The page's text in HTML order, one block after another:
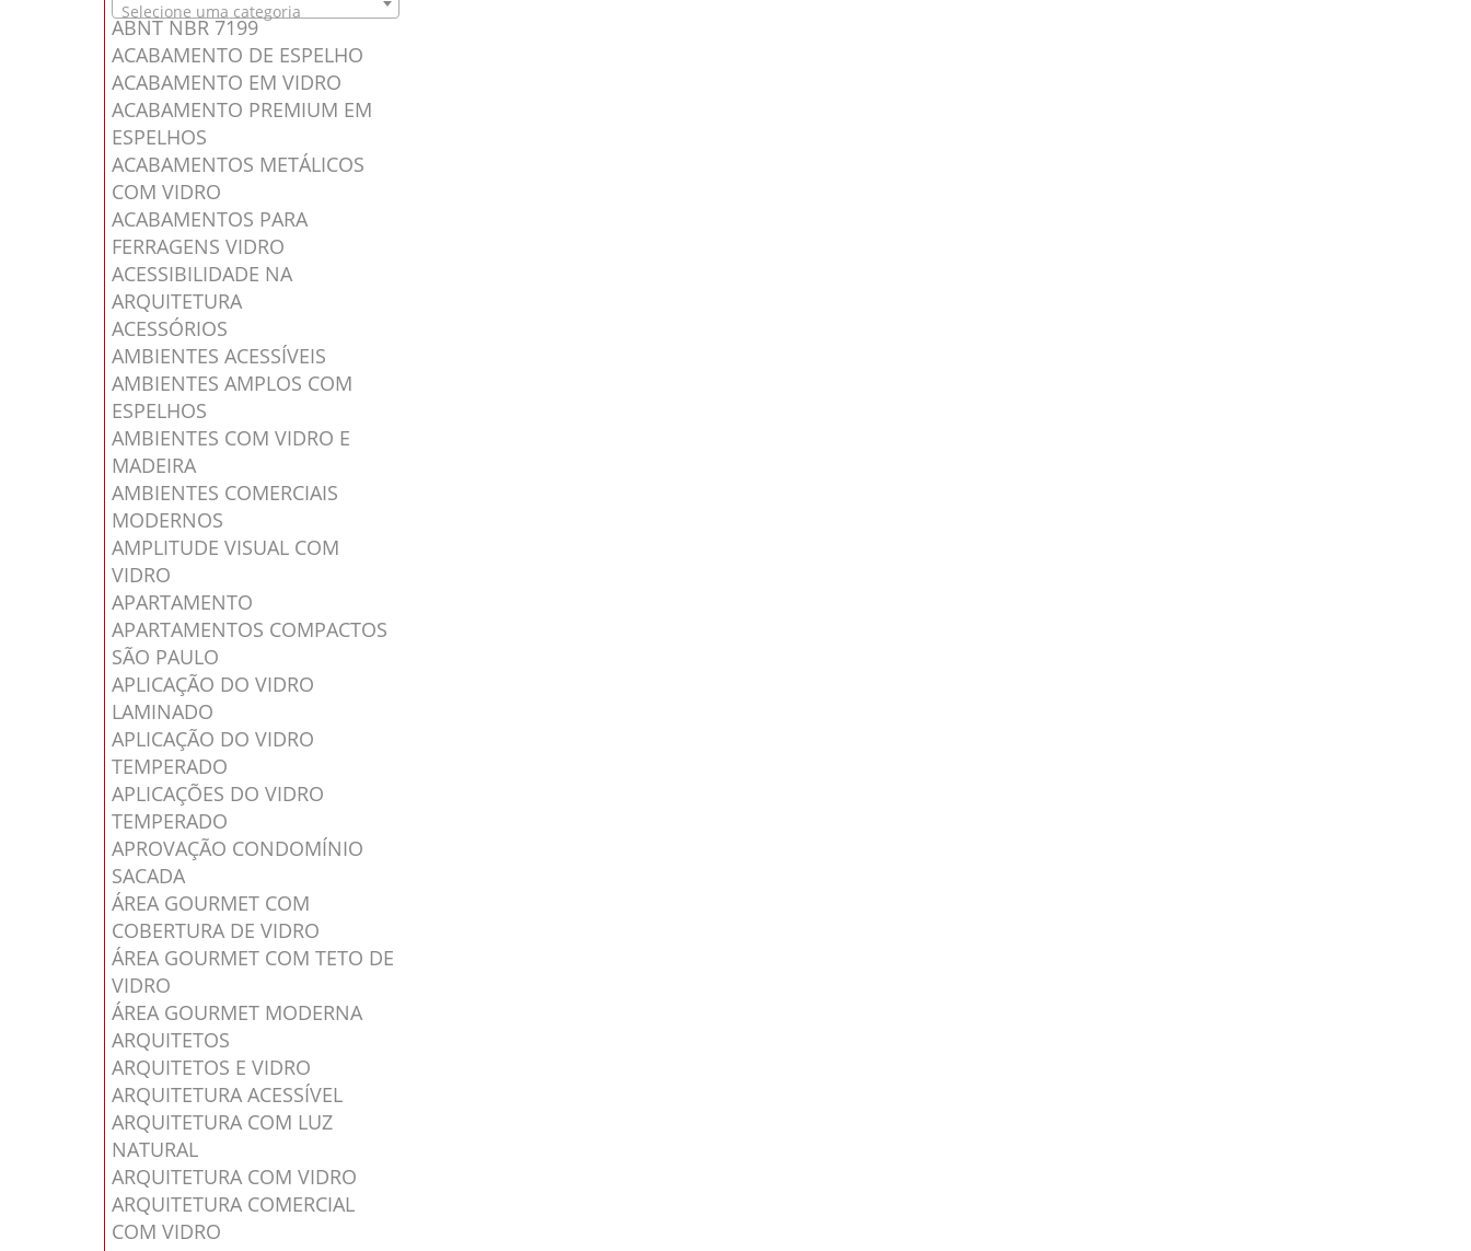
Selecione uma categoria
ABNT NBR 7199
ACABAMENTO DE ESPELHO
ACABAMENTO EM VIDRO
ACABAMENTO PREMIUM EM
ESPELHOS
ACABAMENTOS METÁLICOS
COM VIDRO
ACABAMENTOS PARA
FERRAGENS VIDRO
ACESSIBILIDADE NA
ARQUITETURA
ACESSÓRIOS
AMBIENTES ACESSÍVEIS
AMBIENTES AMPLOS COM
ESPELHOS
AMBIENTES COM VIDRO E
MADEIRA
AMBIENTES COMERCIAIS
MODERNOS
AMPLITUDE VISUAL COM
VIDRO
APARTAMENTO
APARTAMENTOS COMPACTOS
SÃO PAULO
APLICAÇÃO DO VIDRO
LAMINADO
APLICAÇÃO DO VIDRO
TEMPERADO
APLICAÇÕES DO VIDRO
TEMPERADO
APROVAÇÃO CONDOMÍNIO
SACADA
ÁREA GOURMET COM
COBERTURA DE VIDRO
ÁREA GOURMET COM TETO DE
VIDRO
ÁREA GOURMET MODERNA
ARQUITETOS
ARQUITETOS E VIDRO
ARQUITETURA ACESSÍVEL
ARQUITETURA COM LUZ
NATURAL
ARQUITETURA COM VIDRO
ARQUITETURA COMERCIAL
COM VIDRO